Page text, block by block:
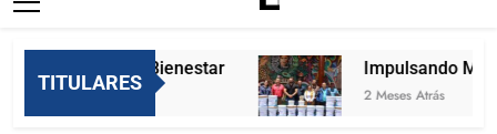
TITULARES
Feria del Bienestar
2 Meses Atrás
Impulsando
2 Meses Atrás